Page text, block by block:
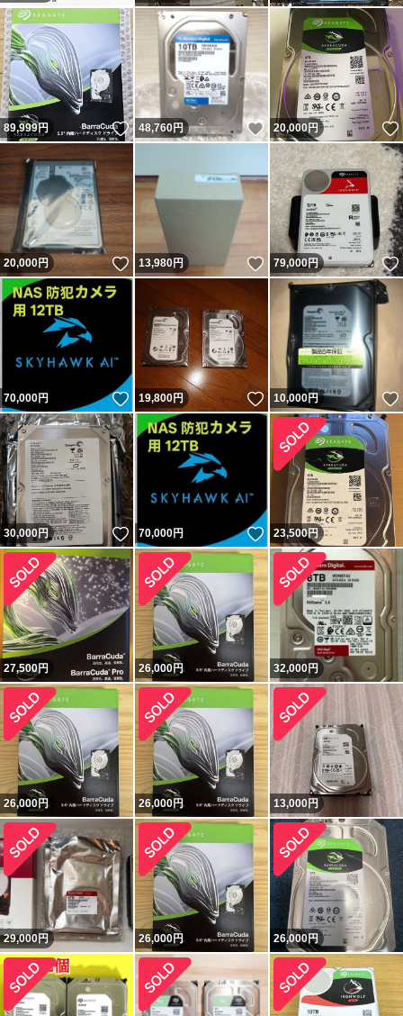
89,999円 いいね！
48,760円 いいね！
20,000円
20,000円 いいね！
13,980円 いいね！
79,000円
70,000円 いいね！
19,800円 いいね！
10,000円
30,000円 いいね！
70,000円 いいね！
23,500円
27,500円 26,000円 32,000円
26,000円 26,000円 13,000円
29,000円 26,000円 26,000円